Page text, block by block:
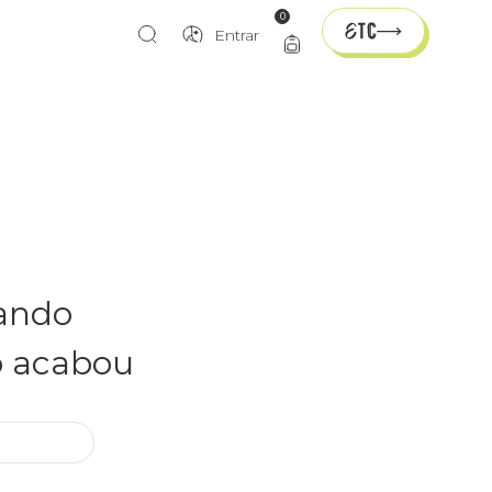
Entrar
0
acabou